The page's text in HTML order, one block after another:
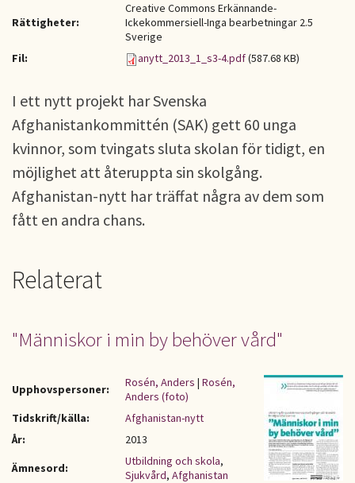
Rättigheter:
Creative Commons Erkännande-
Ickekommersiell-Inga bearbetningar 2.5
Sverige
Fil:
anytt_2013_1_s3-4.pdf(587.68 KB)
I ett nytt projekt har Svenska
Afghanistankommittén (SAK) gett 60 unga
kvinnor, som tvingats sluta skolan för tidigt, en
möjlighet att återuppta sin skolgång.
Afghanistan-nytt har träffat några av dem som
fått en andra chans.
Relaterat
"Människor i min by behöver vård"
Upphovspersoner: Rosén, Anders | Rosén,
Anders (foto)
Tidskrift/källa:
Afghanistan-nytt
År:
2013
Ämnesord:
Utbildning och skola,
Sjukvård, Afghanistan